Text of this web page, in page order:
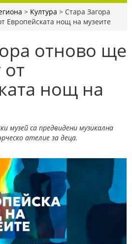
> Култура > Стара Загора
Европейската нощ на музеите
отново ще
нощ на
музей са предвидени музикална
ателие за деца.